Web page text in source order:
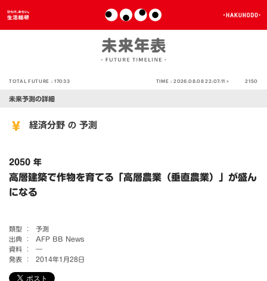
TOTAL FUTURE :17033 TIME :2026.08.08 22:07:11 > 2150
未来予測の詳細
経済分野 の 予測
2050 年
高層建築で作物を育てる「高層農業（垂直農業）」が盛ん
になる
類型 ：
予測
出典 ：
AFP BB News
資料 ：
―
発表 ：
2014年1月28日